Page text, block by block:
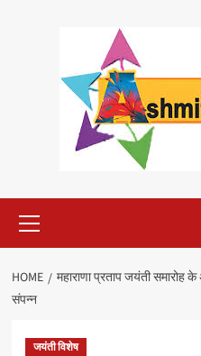
Menu
HOME
महाराणा प्रताप जयंती समारोह
संपन्न
जयंती विशेष